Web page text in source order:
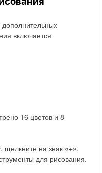
включается
16 цветов и 8
щелкните на знак «+».
для рисования.